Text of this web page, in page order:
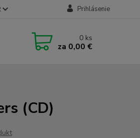
Prihlásenie
0 ks
za 0,00 €
(CD)